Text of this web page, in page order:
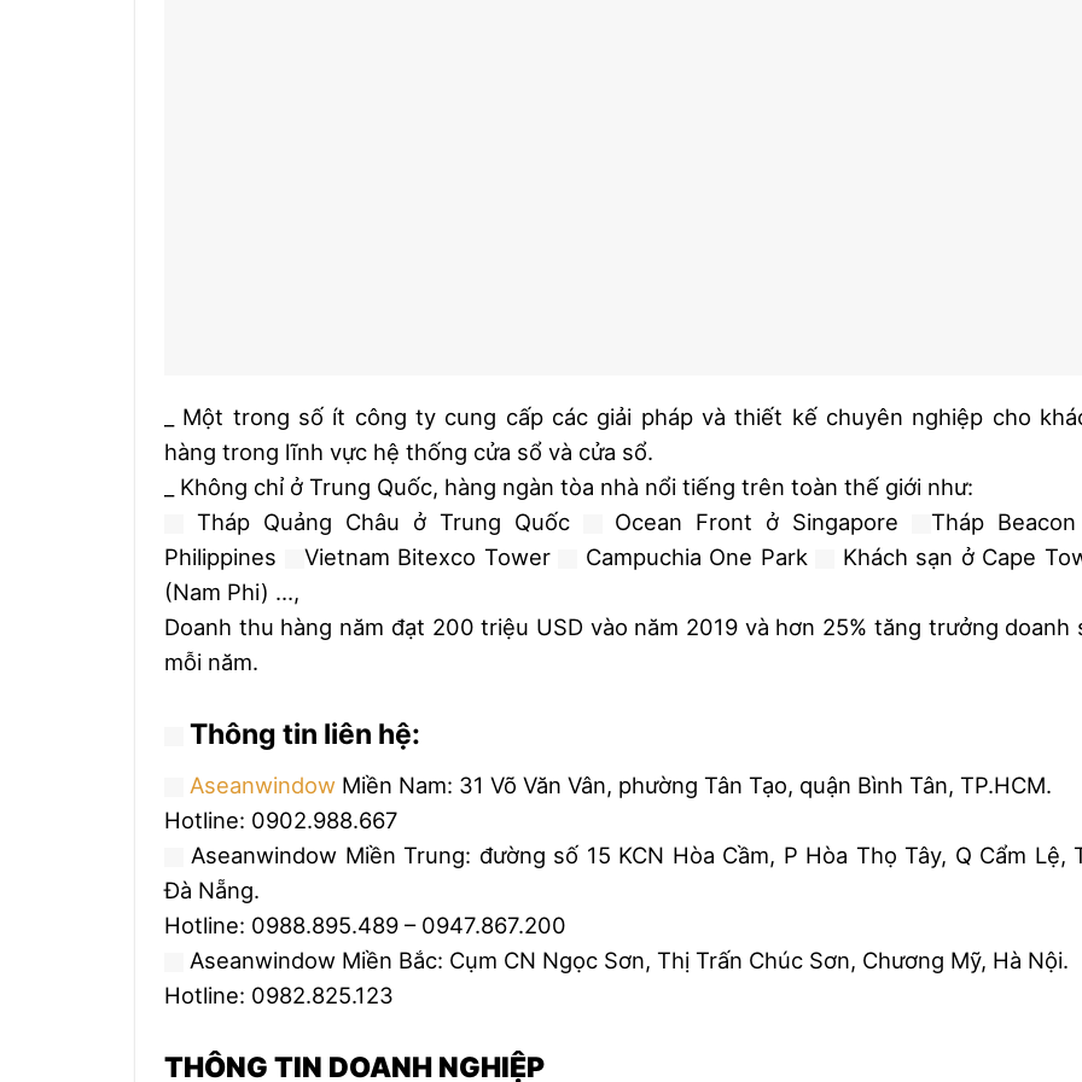
_ Một trong số ít công ty cung cấp các giải pháp và thiết kế chuyên nghiệp cho
hàng trong lĩnh vực hệ thống cửa sổ và cửa sổ.
_ Không chỉ ở Trung Quốc, hàng ngàn tòa nhà nổi tiếng trên toàn thế giới như:
Tháp Quảng Châu ở Trung Quốc
Ocean Front ở Singapore
Tháp
Philippines
Vietnam Bitexco Tower Campuchia One Park
Khách sạn ở Cape
(Nam Phi) …,
Doanh thu hàng năm đạt 200 triệu USD vào năm 2019 và hơn 25% tăng trưởng doanh
mỗi năm.
Thông tin liên hệ:
Aseanwindow Miền Nam: 31 Võ Văn Vân, phường Tân Tạo, quận Bình Tân, TP.HCM.
Hotline: 0902.988.667
Aseanwindow Miền Trung: đường số 15 KCN Hòa Cầm, P Hòa Thọ Tây, Q Cẩm Lệ,
Đà Nẵng.
Hotline: 0988.895.489 – 0947.867.200
Aseanwindow Miền Bắc: Cụm CN Ngọc Sơn, Thị Trấn Chúc Sơn, Chương Mỹ, Hà Nội.
Hotline: 0982.825.123
THÔNG TIN DOANH NGHIỆP